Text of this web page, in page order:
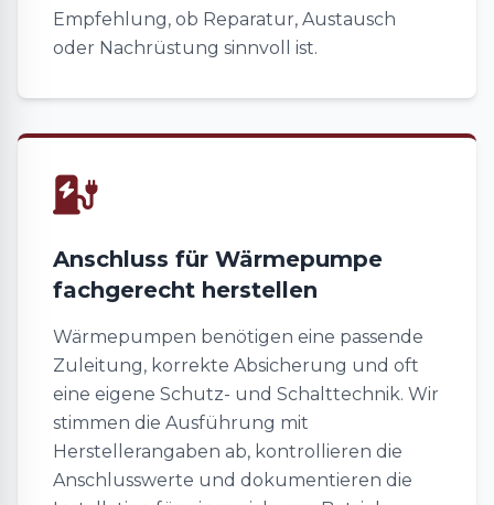
Empfehlung, ob Reparatur, Austausch
oder Nachrüstung sinnvoll ist.
Anschluss für Wärmepumpe
fachgerecht herstellen
Wärmepumpen benötigen eine passende
Zuleitung, korrekte Absicherung und oft
eine eigene Schutz- und Schalttechnik. Wir
stimmen die Ausführung mit
Herstellerangaben ab, kontrollieren die
Anschlusswerte und dokumentieren die